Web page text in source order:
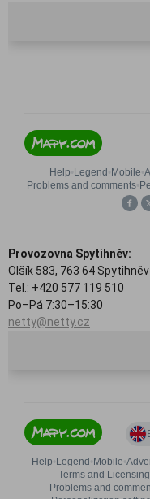
Provozovna Spytihněv:
Olšík 583, 763 64 Spytihněv
Tel.: +420 577 119 510
Po–Pá 7:30–15:30
netty@netty.cz